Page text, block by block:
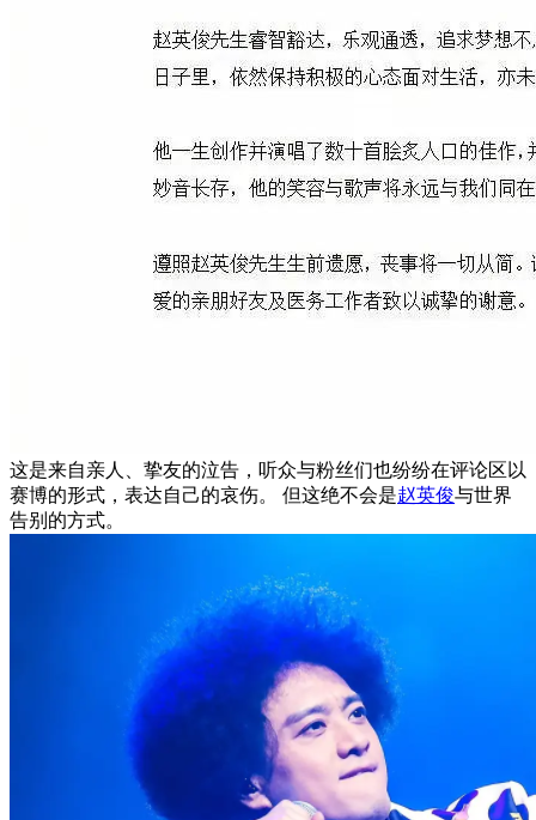
这是来自亲人、挚友的泣告，听众与粉丝们也纷纷在评论区以
赛博的形式，表达自己的哀伤。 但这绝不会是赵英俊与世界
告别的方式。